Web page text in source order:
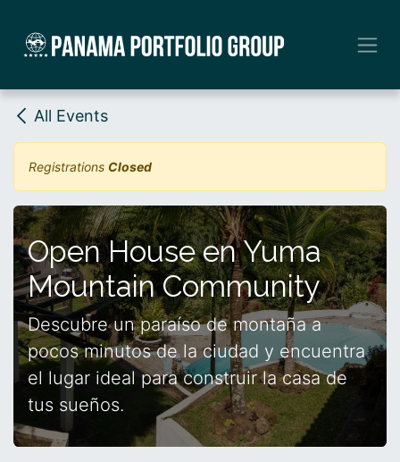
All Events
Registrations Closed
Open House en Yuma
Mountain Community
Descubre un paraíso de montaña a
pocos minutos de la ciudad y encuentra
el lugar ideal para construir la casa de
tus sueños.